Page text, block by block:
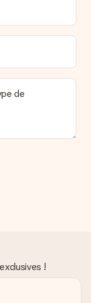
de
!